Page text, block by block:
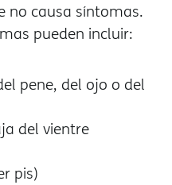
no causa síntomas.
pueden incluir:
pene, del ojo o del
del vientre
pis)